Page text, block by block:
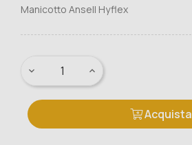
Manicotto Ansell Hyflex
Acquista